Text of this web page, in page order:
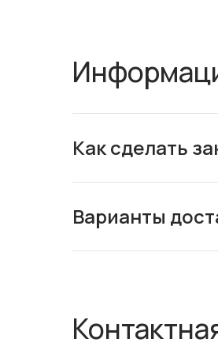
Как сделать
Варианты